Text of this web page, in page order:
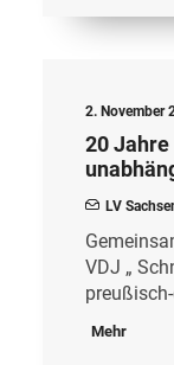
2. November
20
LV
VDJ „
Mehr